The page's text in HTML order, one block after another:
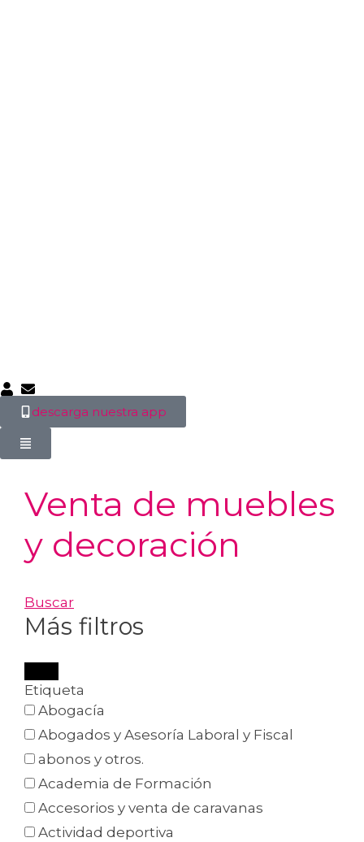
descarga nuestra app
Venta de muebles
y decoración
Buscar
Más filtros
Etiqueta
Abogacía
Abogados y Asesoría Laboral y Fiscal
abonos y otros.
Academia de Formación
Accesorios y venta de caravanas
Actividad deportiva